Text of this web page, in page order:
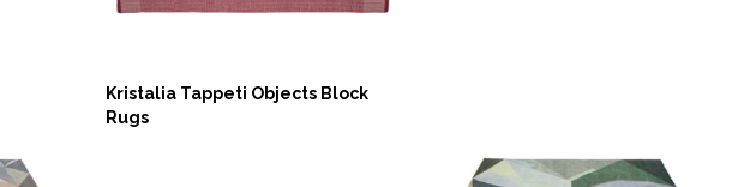
Kristalia Tappeti Objects Block
Rugs